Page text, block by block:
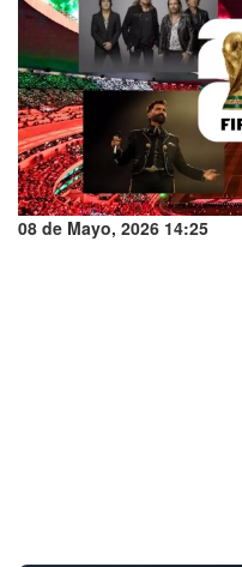
08 de Mayo, 2026 14:25